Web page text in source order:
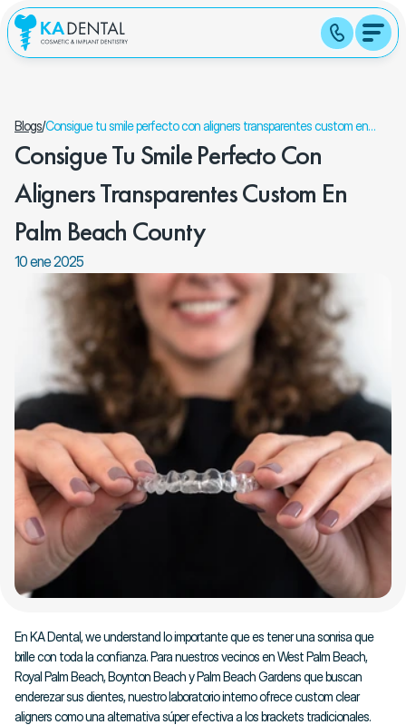
Blogs/Consigue tu smile perfecto con aligners transparentes custom en
Palm Beach County
Consigue Tu Smile Perfecto Con
Aligners Transparentes Custom En
Palm Beach County
10 ene 2025
En KA Dental, we understand lo importante que es tener una sonrisa que
brille con toda la confianza. Para nuestros vecinos en West Palm Beach,
Royal Palm Beach, Boynton Beach y Palm Beach Gardens que buscan
enderezar sus dientes, nuestro laboratorio interno ofrece custom clear
aligners como una alternativa súper efectiva a los brackets tradicionales.